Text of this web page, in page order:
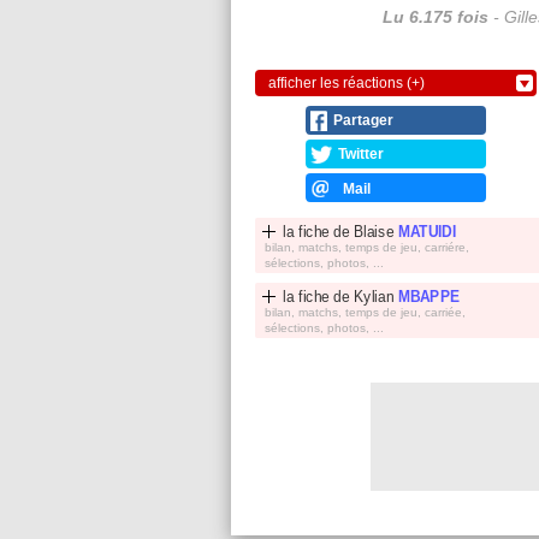
Lu 6.175 fois -
afficher les réactions (+)
Partager
Twitter
Mail
la fiche de Blaise MATUIDI
bilan, matchs, temps de jeu, carriére,
sélections, photos, ...
la fiche de Kylian MBAPPE
bilan, matchs, temps de jeu, carriée,
sélections, photos, ...